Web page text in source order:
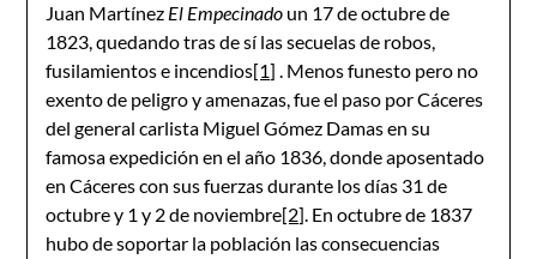
Juan Martínez El Empecinado un 17 de octubre de
1823, quedando tras de sí las secuelas de robos,
fusilamientos e incendios[1] . Menos funesto pero no
exento de peligro y amenazas, fue el paso por Cáceres
del general carlista Miguel Gómez Damas en su
famosa expedición en el año 1836, donde aposentado
en Cáceres con sus fuerzas durante los días 31 de
octubre y 1 y 2 de noviembre[2]. En octubre de 1837
hubo de soportar la población las consecuencias